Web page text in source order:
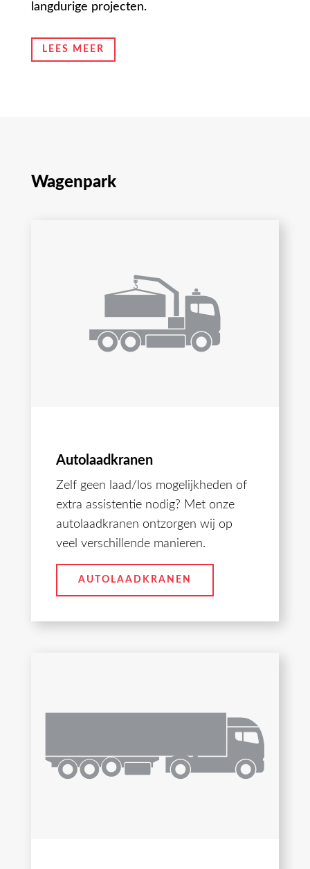
langdurige projecten.
LEES MEER
Wagenpark
Autolaadkranen
Zelf geen laad/los mogelijkheden of
extra assistentie nodig? Met onze
autolaadkranen ontzorgen wij op
veel verschillende manieren.
AUTOLAADKRANEN